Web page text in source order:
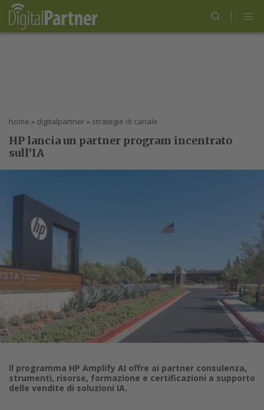
home » digitalpartner» strategie di canale
HP lancia un partner program incentrato
sull’IA
Il programma HP Amplify AI offre ai partner consulenza,
strumenti, risorse, formazione e certificazioni a supporto
delle vendite di soluzioni IA.